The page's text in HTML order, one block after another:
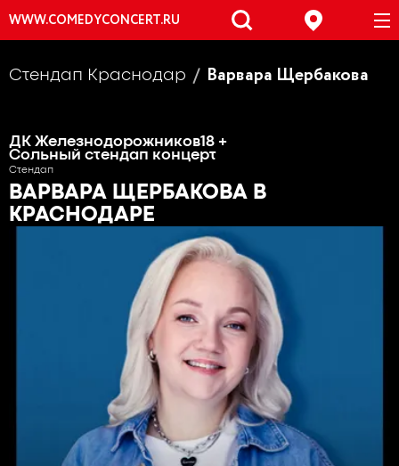
WWW.COMEDYCONCERT.RU
Стендап Краснодар Варвара Щербакова
ДК Железнодорожников18 +
Сольный стендап концерт
Стендап
ВАРВАРА ЩЕРБАКОВА В
КРАСНОДАРЕ